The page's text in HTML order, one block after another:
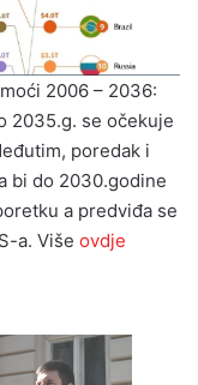
2006 – 2036:
2035.g. se očekuje
poredak i
bi do 2030.godine
a predviđa se
a. Više ovdje